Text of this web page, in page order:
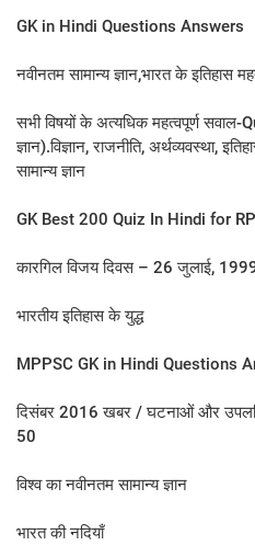
GK in Hindi Questions Answers
नवीनतम सामान्य ज्ञान,भारत के इतिहास
सभी विषयों के अत्यधिक महत्वपूर्ण सवाल-
ज्ञान).विज्ञान, राजनीति, अर्थव्यवस्था,
सामान्य ज्ञान
GK Best 200 Quiz In Hindi for
कारगिल विजय दिवस – 26 जुलाई,
भारतीय इतिहास के युद्ध
MPPSC GK in Hindi Questions
दिसंबर 2016 खबर / घटनाओं और
50
विश्व का नवीनतम सामान्य ज्ञान
भारत की नदियाँ